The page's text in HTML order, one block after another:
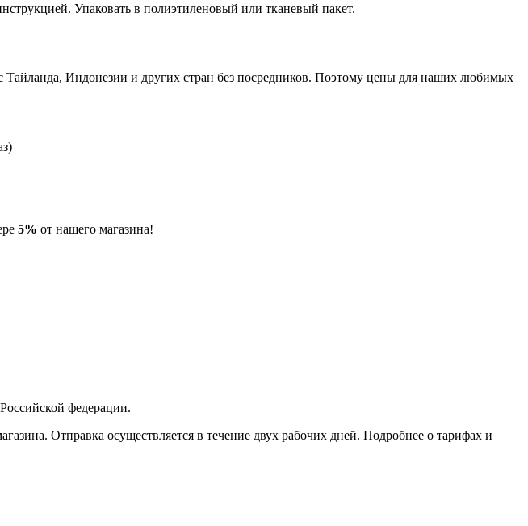
Упаковать в полиэтиленовый или тканевый пакет.
Индонезии и других стран без посредников. Поэтому цены для наших любимых
5% от нашего магазина!
федерации.
Отправка осуществляется в течение двух рабочих дней. Подробнее о тарифах и